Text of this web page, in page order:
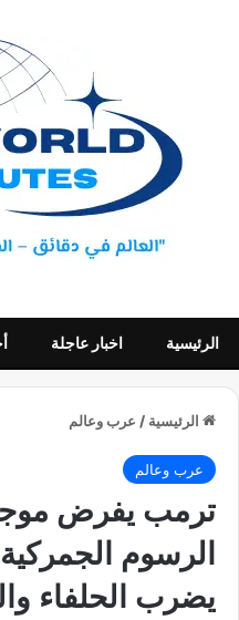
الرئيسية اخبار عاجلة
الرئيسية / عرب وعالم
عرب وعالم
ترمب يفرض
الرسوم
يضرب الحلفاء